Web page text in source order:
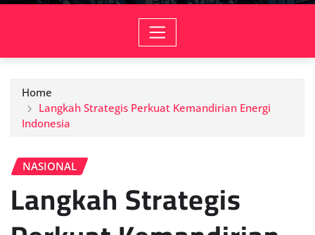
Home
Langkah Strategis Perkuat Kemandirian Energi
Indonesia
NASIONAL
Langkah Strategis